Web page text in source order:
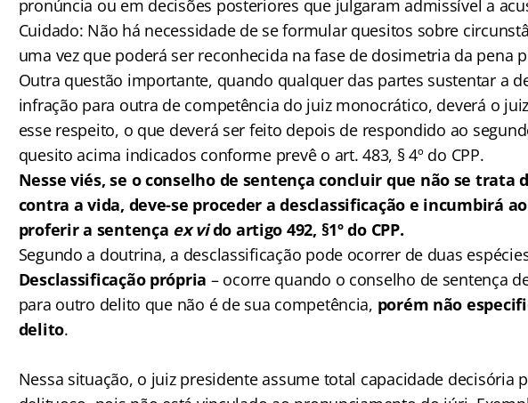
pronúncia ou em decisões posteriores que julgaram admissível a
Cuidado: Não há necessidade de se formular quesitos sobre
uma vez que poderá ser reconhecida na fase de dosimetria da pena
Outra questão importante, quando qualquer das partes sustentar a
infração para outra de competência do juiz monocrático, deverá o
esse respeito, o que deverá ser feito depois de respondido ao
quesito acima indicados conforme prevê o art. 483, § 4º do CPP.
Nesse viés, se o conselho de sentença concluir que não se trata
contra a vida, deve-se proceder a desclassificação e incumbirá
proferir a sentença ex vido artigo 492, §1º do CPP.
Segundo a doutrina, a desclassificação pode ocorrer de duas
Desclassificação própria – ocorre quando o conselho de sentença
para outro delito que não é de sua competência, porém não
delito.
Nessa situação, o juiz presidente assume total capacidade decisória